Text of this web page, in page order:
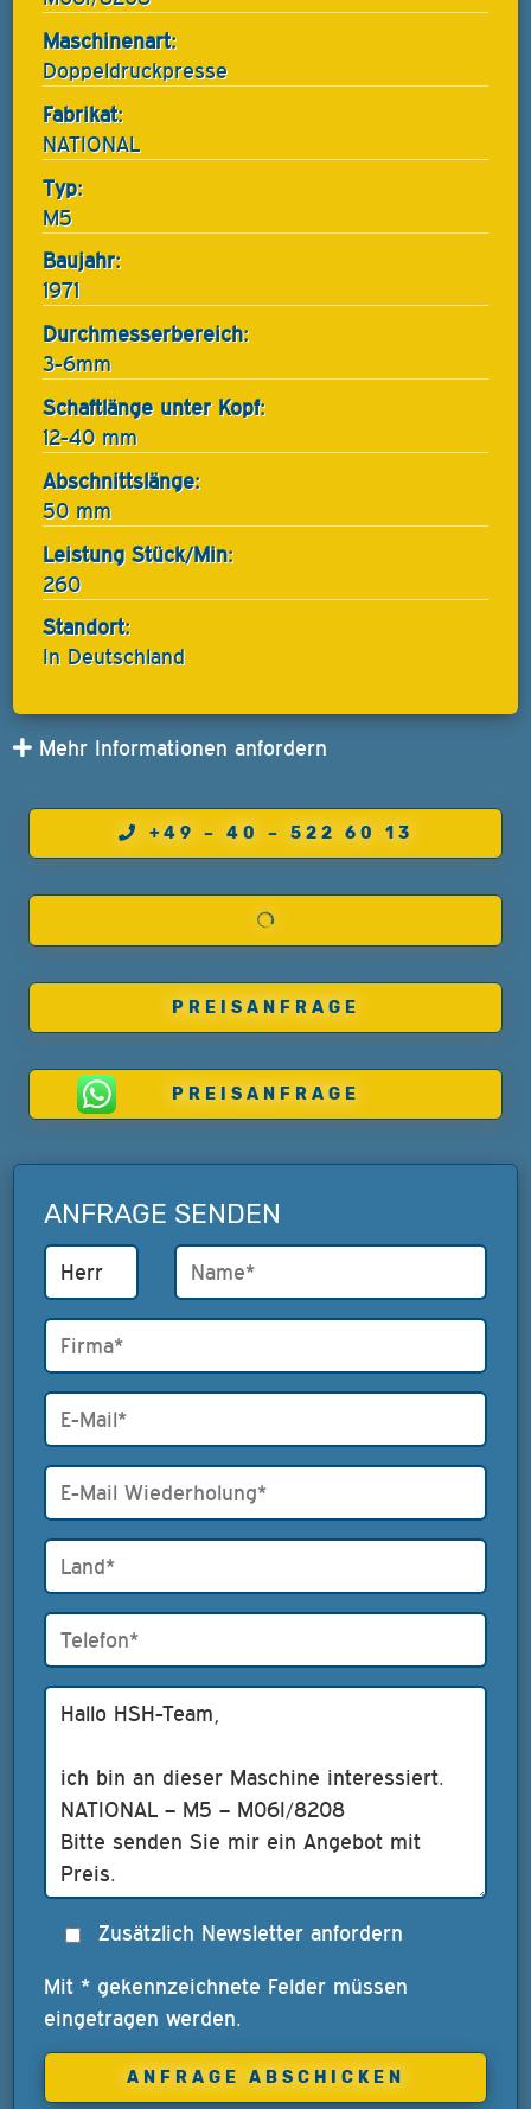
Maschinenart:
Doppeldruckpresse
Fabrikat:
NATIONAL
Typ:
M5
Baujahr:
1971
Durchmesserbereich:
3-6mm
Schaftlänge unter Kopf:
12-40 mm
Abschnittslänge:
50 mm
Leistung Stück/Min:
260
Standort:
In Deutschland
Mehr Informationen anfordern
+49 – 40 – 522 60 13
PREISANFRAGE
PREISANFRAGE
ANFRAGE SENDEN
Zusätzlich Newsletter anfordern
Mit * gekennzeichnete Felder müssen
eingetragen werden.